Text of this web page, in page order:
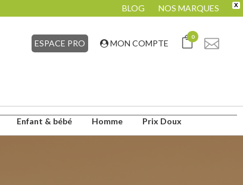
X
BLOG NOS MARQUES
ESPACE PRO MON COMPTE
0
Enfant & bébé Homme Prix Doux